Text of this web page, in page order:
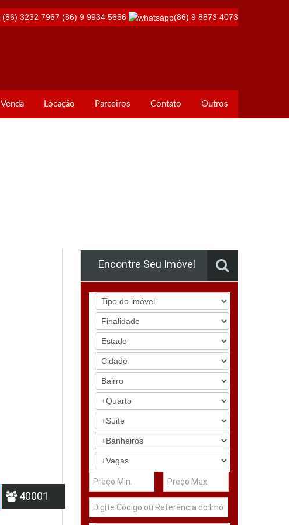
(86) 3232 7967 (86) 9 9934 5656 (86) 9 8873 4073
Venda Locação Parceiros Contato Outros
40001
Encontre Seu Imóvel